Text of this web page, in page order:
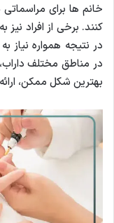
خانم ها برای
کنند. برخی از افراد
در نتیجه همواره نیاز
در مناطق مختلف
بهترین شکل ممکن،